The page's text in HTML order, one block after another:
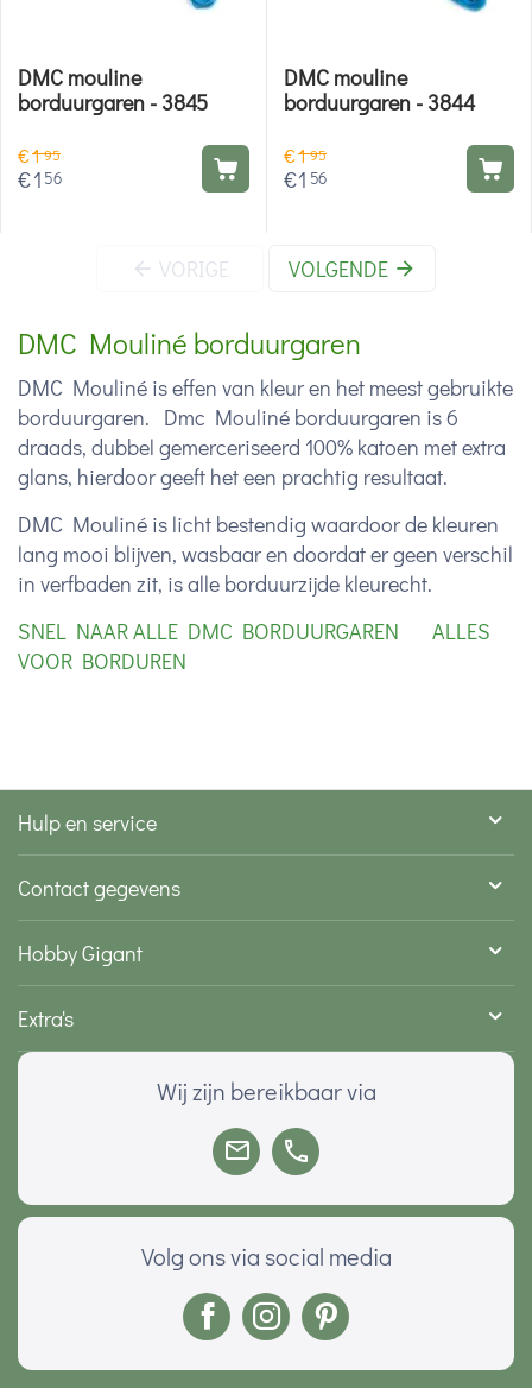
DMC Mouliné borduurgaren
DMC Mouliné is effen van kleur en het meest gebruikte
borduurgaren. Dmc Mouliné borduurgaren is 6
draads, dubbel gemerceriseerd 100% katoen met extra
glans, hierdoor geeft het een prachtig resultaat.
DMC Mouliné is licht bestendig waardoor de kleuren
lang mooi blijven, wasbaar en doordat er geen verschil
in verfbaden zit, is alle borduurzijde kleurecht.
SNEL NAAR ALLE DMC BORDUURGAREN
ALLES
VOOR BORDUREN
DMC mouline
borduurgaren - 3845
€195
€1 56
DMC mouline
borduurgaren - 3844
€195
€1 56
VORIGE VOLGENDE
Hulp en service
Contact gegevens
Hobby Gigant
Extra's
Wij zijn bereikbaar via
Volg ons via social media